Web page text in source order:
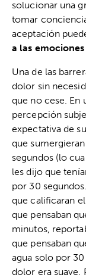
solucionar una
tomar
aceptación
a las
Una de las
dolor sin
que no cese. En
percepción
expectativa de
que
segundos (lo
les dijo que
por 30
que calificaran
que pensaban
minutos,
que pensaban
agua solo por
dolor era suave.